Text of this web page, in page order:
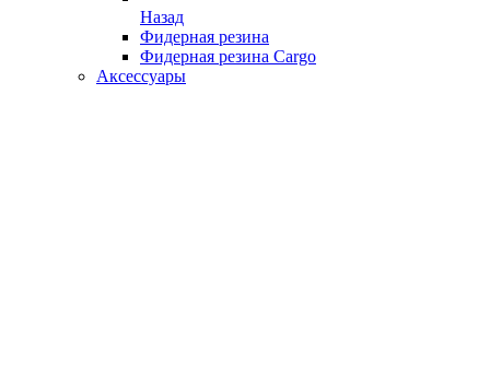
Назад
Фидерная резина
Фидерная резина Cargo
Аксессуары